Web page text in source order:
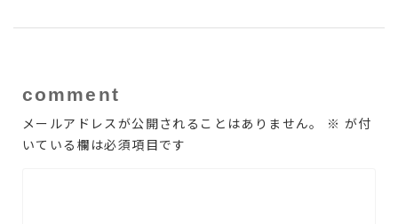
comment
メールアドレスが公開されることはありません。 ※ が付
いている欄は必須項目です